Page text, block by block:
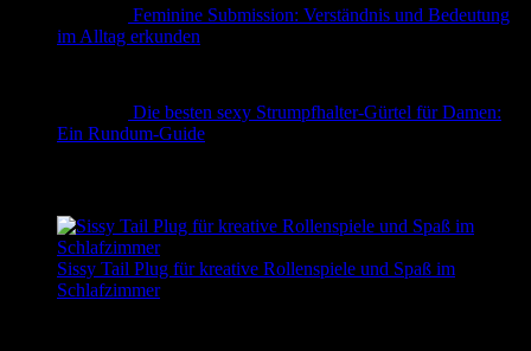
Feminine Submission: Verständnis und Bedeutung
im Alltag erkunden
Die besten sexy Strumpfhalter-Gürtel für Damen:
Ein Rundum-Guide
Sissy Tail Plug für kreative Rollenspiele und Spaß im
Schlafzimmer